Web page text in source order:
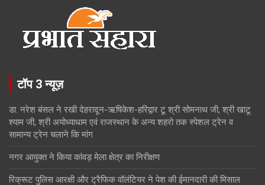
टॉप 3 न्यूज़
डा. नरेश बंसल ने रखी देहरादून-ऋषिकेश-हरिद्वार टू श्री सोमनाथ जी, श्री खाटू
श्याम जी, श्री अयोध्याधाम एवं राजस्थान के अन्य शहरो तक स्पेशल ट्रेन व
सामान्य ट्रेन चलाने कि मांग
नगर आयुक्त ने किया कांवड़ मेला क्षेत्र का निरीक्षण
रिक्रूट पुलिस आरक्षी और ट्रैफिक वॉलंटियर ने पेश की ईमानदारी की मिसाल